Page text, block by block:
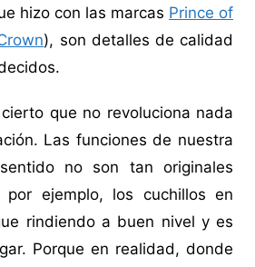
hizo con las marcas Prince of
), son detalles de calidad
que no revoluciona nada
Las funciones de nuestra
no son tan originales
por ejemplo, los cuchillos en
rindiendo a buen nivel y es
Porque en realidad, donde